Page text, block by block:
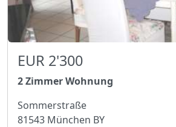
EUR 2'300
2 Zimmer Wohnung
Sommerstraße
81543 München BY